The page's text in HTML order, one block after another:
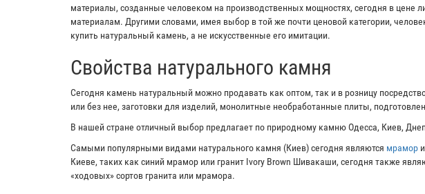
материалы, созданные человеком на производственных мощностях, сегодня в
материалам. Другими словами, имея выбор в той же почти ценовой категории,
купить натуральный камень, а не искусственные его имитации.
Свойства натурального камня
Сегодня камень натуральный можно продавать как оптом, так и в розницу
или без нее, заготовки для изделий, монолитные необработанные плиты,
В нашей стране отличный выбор предлагает по природному камню Одесса, Киев,
Самыми популярными видами натурального камня (Киев) сегодня являются мрамор и
Киеве, таких как синий мрамор или гранит Ivory Brown Шивакаши, сегодня также
«ходовых» сортов гранита или мрамора.